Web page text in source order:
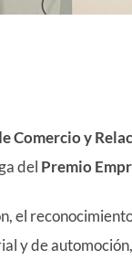
Comercio y
del Premio
el
y de